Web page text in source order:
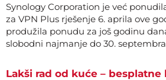
Synology Corporation je već
za VPN Plus rješenje 6. aprila ove
produžila ponudu za još godinu
slobodni najmanje do 30. septembra
Lakši rad od kuće – besplatne